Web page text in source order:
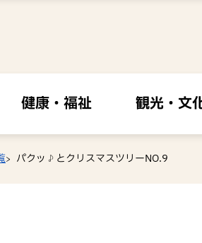
健康・福祉 観光・文
パクッ♪とクリスマスツリーNO.9